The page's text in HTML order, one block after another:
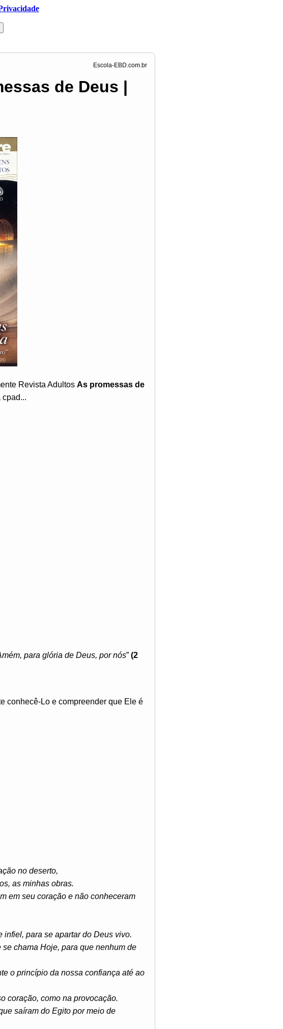
de Deus |
Revista Adultos As promessas de
para glória de Deus, por nós” (2
conhecê-Lo e compreender que Ele é
no deserto,
as minhas obras.
em seu coração e não conheceram
infiel, para se apartar do Deus vivo.
chama Hoje, para que nenhum de
o princípio da nossa confiança até ao
coração, como na provocação.
saíram do Egito por meio de